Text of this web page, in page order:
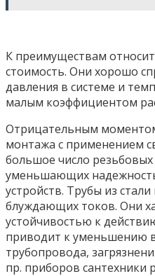
К преимуществам
стоимость. Они хорошо
давления в системе и
малым коэффициентом
Отрицательным
монтажа с применением
большое число
уменьшающих
устройств. Трубы из
блуждающих токов. Они
устойчивостью к
приводит к уменьшению
трубопровода,
пр. приборов сантехники